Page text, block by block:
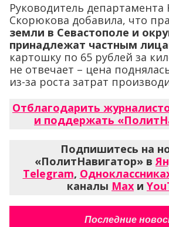
Руководитель департамента
Скорюкова добавила, что
земли в Севастополе и
принадлежат частным
картошку по 65 рублей за
не отвечает – цена
из-за роста затрат
Отблагодарить
и поддержать
Подпишитесь на
«ПолитНавигатор» в
Telegram,
каналы Max и
Последние